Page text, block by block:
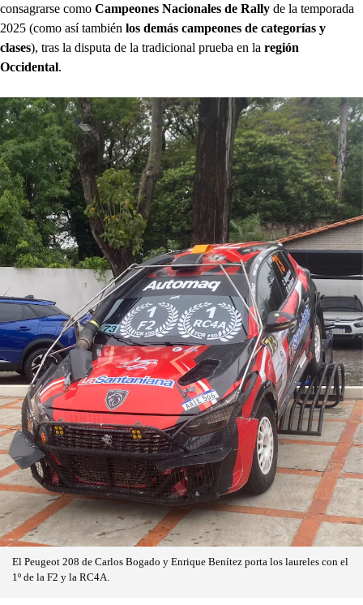
consagrarse como Campeones Nacionales de Rally de la temporada
2025 (como así también los demás campeones de categorías y
clases), tras la disputa de la tradicional prueba en la región
Occidental.
El Peugeot 208 de Carlos Bogado y Enrique Benítez porta los laureles con el
1º de la F2 y la RC4A.